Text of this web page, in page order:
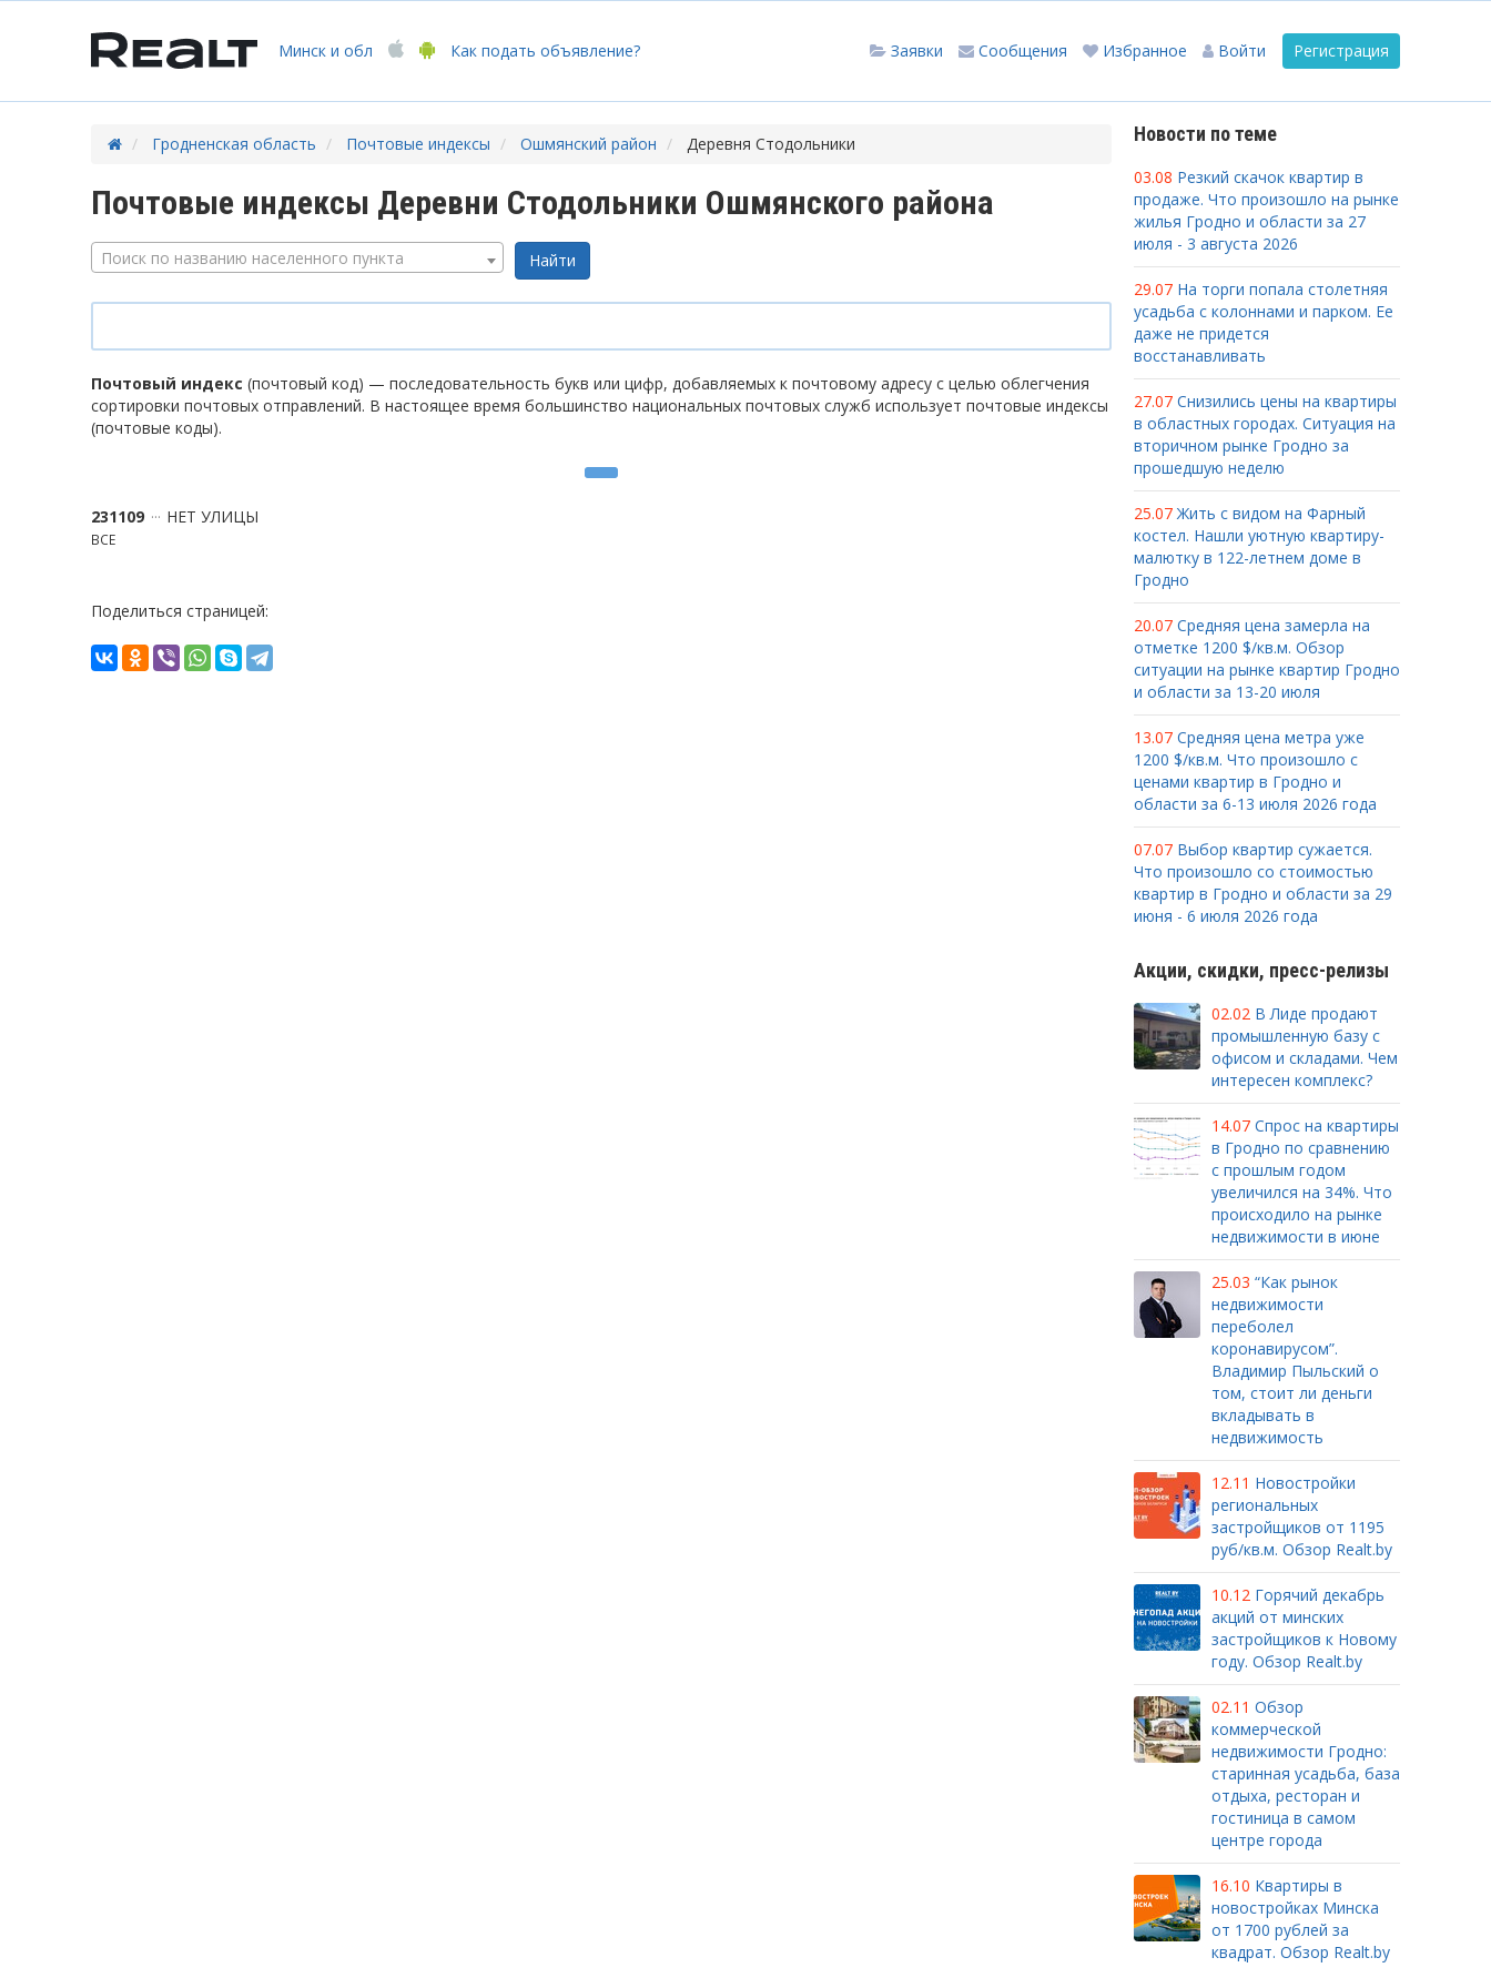
Минск и обл Как подать объявление? Регистрация
Войти
Избранное
Сообщения
Заявки
Гродненская область Почтовые индексы Ошмянский район Деревня Стодольники
Почтовые индексы Деревни Стодольники Ошмянского района
Поиск по названию населенного пункта
Почтовый индекс (почтовый код) — последовательность букв или цифр, добавляемых к почтовому адресу с целью облегчения
сортировки почтовых отправлений. В настоящее время большинство национальных почтовых служб использует почтовые индексы
(почтовые коды).
231109 НЕТ УЛИЦЫ
ВСЕ
Поделиться страницей:
Новости по теме
03.08 Резкий скачок квартир в
продаже. Что произошло на рынке
жилья Гродно и области за 27
июля - 3 августа 2026
29.07 На торги попала столетняя
усадьба с колоннами и парком. Ее
даже не придется
восстанавливать
27.07 Снизились цены на квартиры
в областных городах. Ситуация на
вторичном рынке Гродно за
прошедшую неделю
25.07 Жить с видом на Фарный
костел. Нашли уютную квартиру-
малютку в 122-летнем доме в
Гродно
20.07 Средняя цена замерла на
отметке 1200 $/кв.м. Обзор
ситуации на рынке квартир Гродно
и области за 13-20 июля
13.07 Средняя цена метра уже
1200 $/кв.м. Что произошло с
ценами квартир в Гродно и
области за 6-13 июля 2026 года
07.07 Выбор квартир сужается.
Что произошло со стоимостью
квартир в Гродно и области за 29
июня - 6 июля 2026 года
Акции, скидки, пресс-релизы
02.02 В Лиде продают
промышленную базу с
офисом и складами. Чем
интересен комплекс?
14.07 Спрос на квартиры
в Гродно по сравнению
с прошлым годом
увеличился на 34%. Что
происходило на рынке
недвижимости в июне
25.03 “Как рынок
недвижимости
переболел
коронавирусом”.
Владимир Пыльский о
том, стоит ли деньги
вкладывать в
недвижимость
12.11 Новостройки
региональных
застройщиков от 1195
руб/кв.м. Обзор Realt.by
10.12 Горячий декабрь
акций от минских
застройщиков к Новому
году. Обзор Realt.by
02.11 Обзор
коммерческой
недвижимости Гродно:
старинная усадьба, база
отдыха, ресторан и
гостиница в самом
центре города
16.10 Квартиры в
новостройках Минска
от 1700 рублей за
квадрат. Обзор Realt.by